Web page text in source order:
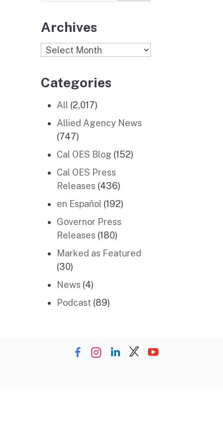
Archives
Archives
Categories
All (2,017)
Allied Agency News
(747)
Cal OES Blog (152)
Cal OES Press
Releases (436)
en Español (192)
Governor Press
Releases (180)
Marked as Featured
(30)
News (4)
Podcast (89)